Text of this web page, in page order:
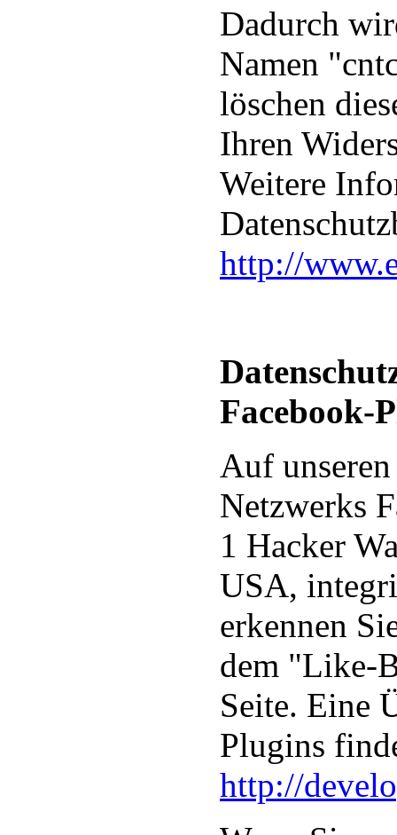
Dadurch
Namen
löschen
Ihren
Weitere
http://
Facebook-
Auf
Netzwerks
1 Hacker
USA,
erkennen
dem "Like-
Seite. Eine
Plugins
http://